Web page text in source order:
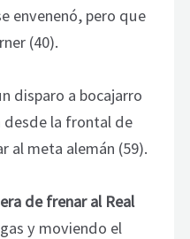
envenenó, pero que
(40).
disparo a bocajarro
desde la frontal de
al meta alemán (59).
de frenar al Real
y moviendo el